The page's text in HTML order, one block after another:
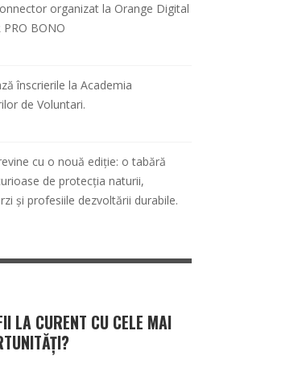
organizat la Orange Digital
PRO BONO
înscrierile la Academia
de Voluntari.
cu o nouă ediție: o tabără
de protecția naturii,
și profesiile dezvoltării durabile.
LA CURENT CU CELE MAI